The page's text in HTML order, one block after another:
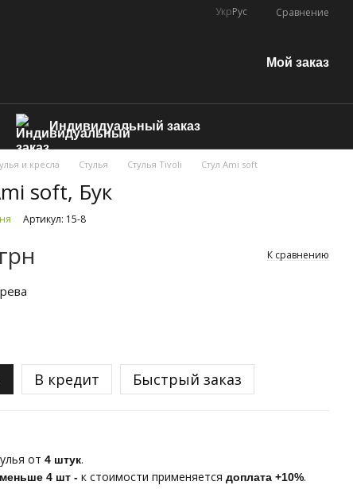
УкрРус Сравнение
Мой заказ
Индивидуальный заказ
и кресла Стулья Стулья Tivoli Стул Ami soft
soft, Бук
Артикул: 15-8
К сравнению
В кредит Быстрый заказ
от4 штук.
меньше 4 шт- к стоимости применяетсядоплата +10%.